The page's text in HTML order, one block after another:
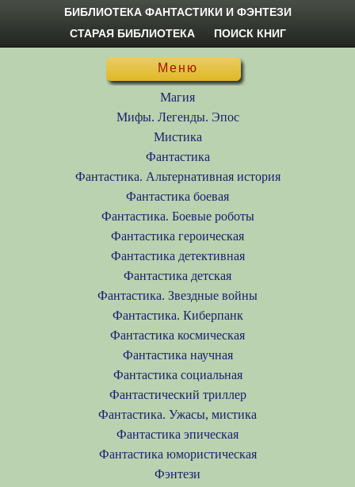
БИБЛИОТЕКА ФАНТАСТИКИ И ФЭНТЕЗИ
СТАРАЯ БИБЛИОТЕКА
ПОИСК КНИГ
Меню
Магия
Мифы. Легенды. Эпос
Мистика
Фантастика
Фантастика. Альтернативная история
Фантастика боевая
Фантастика. Боевые роботы
Фантастика героическая
Фантастика детективная
Фантастика детская
Фантастика. Звездные войны
Фантастика. Киберпанк
Фантастика космическая
Фантастика научная
Фантастика социальная
Фантастический триллер
Фантастика. Ужасы, мистика
Фантастика эпическая
Фантастика юмористическая
Фэнтези